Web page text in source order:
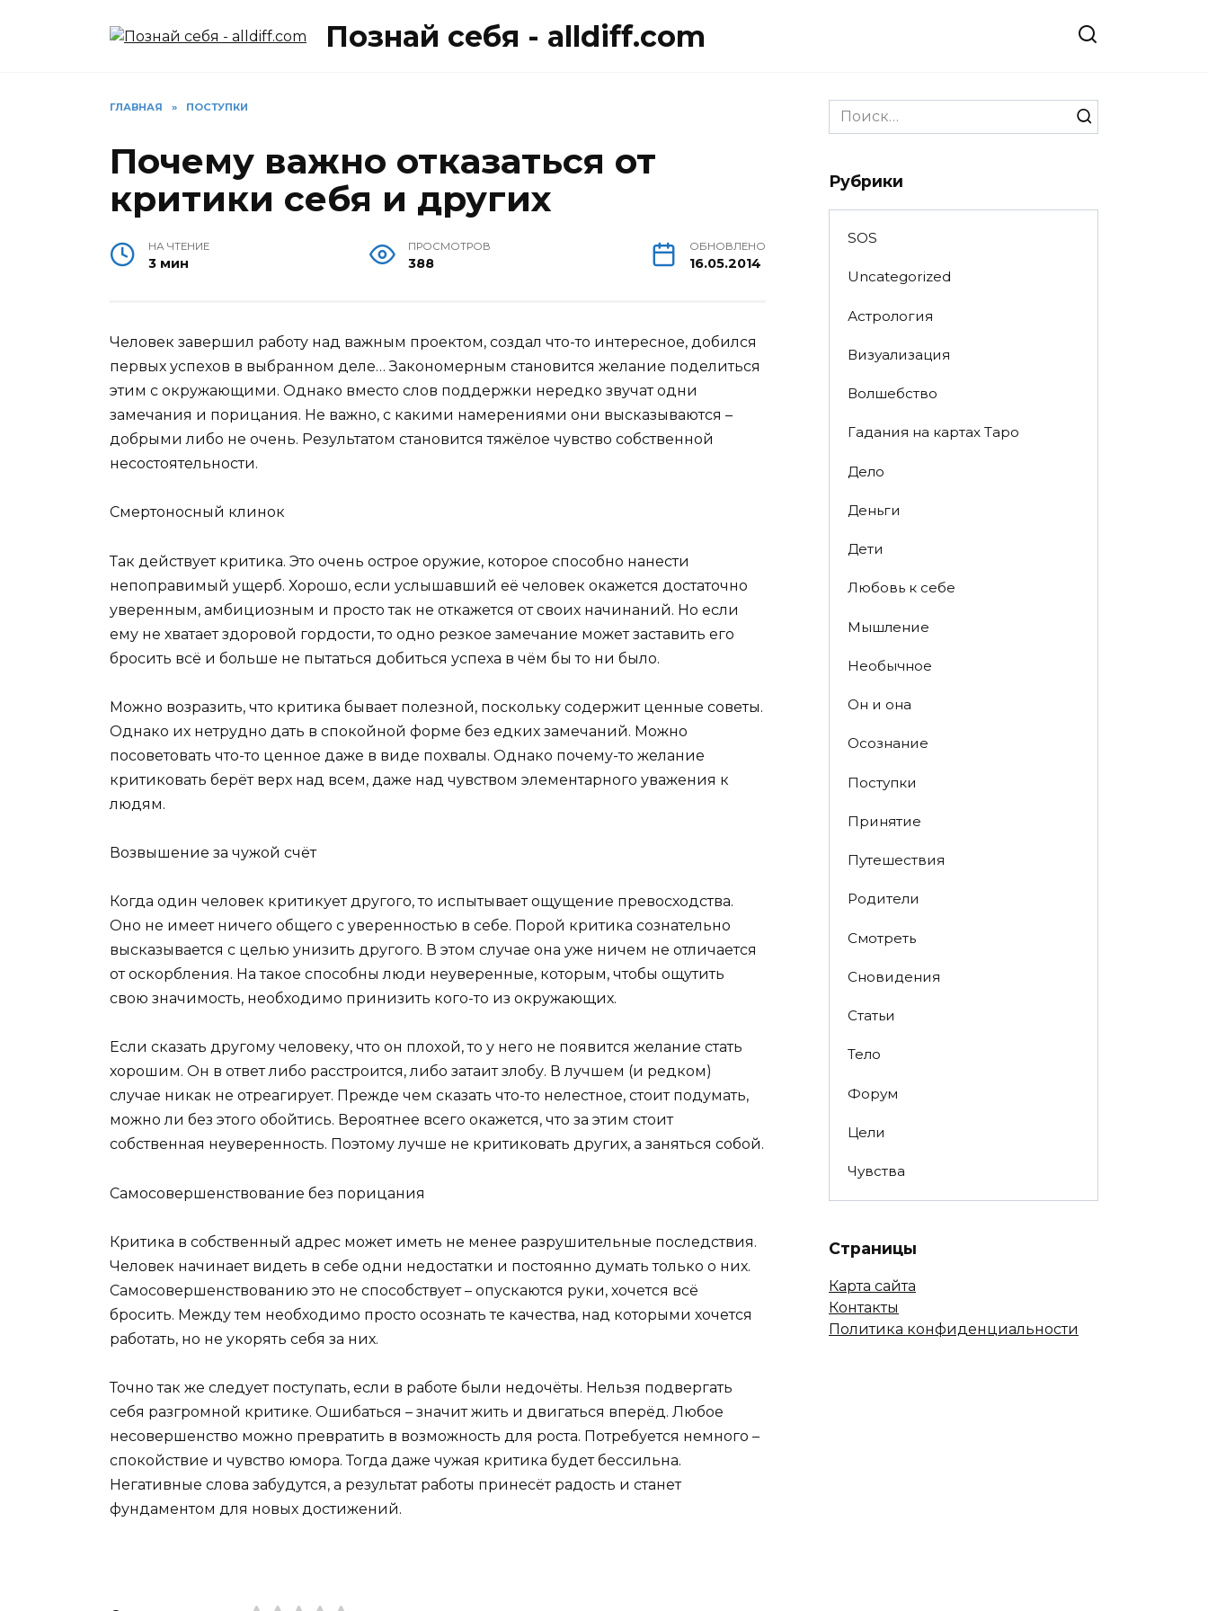
Познай себя - alldiff.com
ГЛАВНАЯ » ПОСТУПКИ
Почему важно отказаться от
критики себя и других
НА ЧТЕНИЕ
3 мин
ПРОСМОТРОВ
388
ОБНОВЛЕНО
16.05.2014
Человек завершил работу над важным проектом, создал что-то интересное, добился
первых успехов в выбранном деле… Закономерным становится желание поделиться
этим с окружающими. Однако вместо слов поддержки нередко звучат одни
замечания и порицания. Не важно, с какими намерениями они высказываются –
добрыми либо не очень. Результатом становится тяжёлое чувство собственной
несостоятельности.
Смертоносный клинок
Так действует критика. Это очень острое оружие, которое способно нанести
непоправимый ущерб. Хорошо, если услышавший её человек окажется достаточно
уверенным, амбициозным и просто так не откажется от своих начинаний. Но если
ему не хватает здоровой гордости, то одно резкое замечание может заставить его
бросить всё и больше не пытаться добиться успеха в чём бы то ни было.
Можно возразить, что критика бывает полезной, поскольку содержит ценные советы.
Однако их нетрудно дать в спокойной форме без едких замечаний. Можно
посоветовать что-то ценное даже в виде похвалы. Однако почему-то желание
критиковать берёт верх над всем, даже над чувством элементарного уважения к
людям.
Возвышение за чужой счёт
Когда один человек критикует другого, то испытывает ощущение превосходства.
Оно не имеет ничего общего с уверенностью в себе. Порой критика сознательно
высказывается с целью унизить другого. В этом случае она уже ничем не отличается
от оскорбления. На такое способны люди неуверенные, которым, чтобы ощутить
свою значимость, необходимо принизить кого-то из окружающих.
Если сказать другому человеку, что он плохой, то у него не появится желание стать
хорошим. Он в ответ либо расстроится, либо затаит злобу. В лучшем (и редком)
случае никак не отреагирует. Прежде чем сказать что-то нелестное, стоит подумать,
можно ли без этого обойтись. Вероятнее всего окажется, что за этим стоит
собственная неуверенность. Поэтому лучше не критиковать других, а заняться собой.
Самосовершенствование без порицания
Критика в собственный адрес может иметь не менее разрушительные последствия.
Человек начинает видеть в себе одни недостатки и постоянно думать только о них.
Самосовершенствованию это не способствует – опускаются руки, хочется всё
бросить. Между тем необходимо просто осознать те качества, над которыми хочется
работать, но не укорять себя за них.
Точно так же следует поступать, если в работе были недочёты. Нельзя подвергать
себя разгромной критике. Ошибаться – значит жить и двигаться вперёд. Любое
несовершенство можно превратить в возможность для роста. Потребуется немного –
спокойствие и чувство юмора. Тогда даже чужая критика будет бессильна.
Негативные слова забудутся, а результат работы принесёт радость и станет
фундаментом для новых достижений.
Search
for:
Рубрики
SOS
Uncategorized
Астрология
Визуализация
Волшебство
Гадания на картах Таро
Дело
Деньги
Дети
Любовь к себе
Мышление
Необычное
Он и она
Осознание
Поступки
Принятие
Путешествия
Родители
Смотреть
Сновидения
Статьи
Тело
Форум
Цели
Чувства
Страницы
Карта сайта
Контакты
Политика конфиденциальности